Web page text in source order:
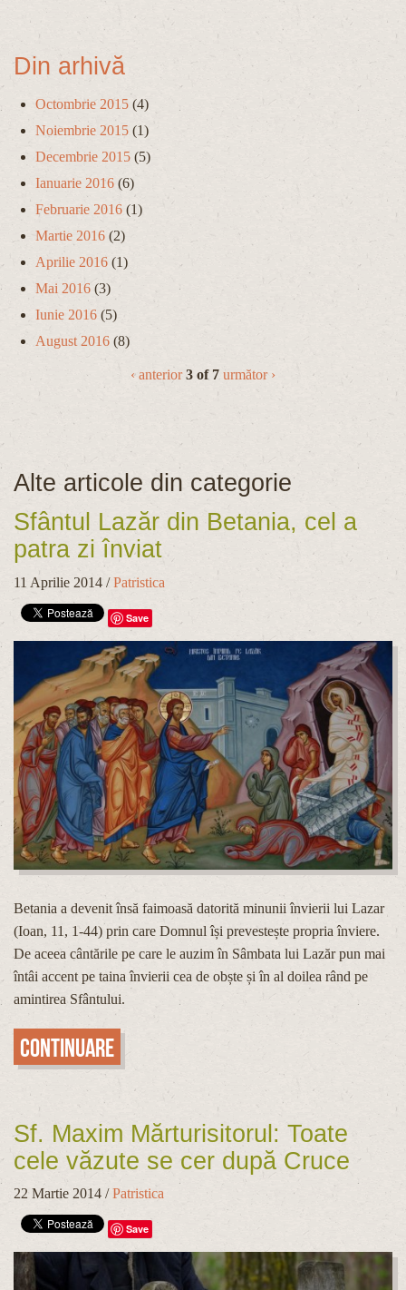
Din arhivă
Octombrie 2015 (4)
Noiembrie 2015 (1)
Decembrie 2015 (5)
Ianuarie 2016 (6)
Februarie 2016 (1)
Martie 2016 (2)
Aprilie 2016 (1)
Mai 2016 (3)
Iunie 2016 (5)
August 2016 (8)
‹ anterior 3 of 7 următor ›
Alte articole din categorie
Sfântul Lazăr din Betania, cel a
patra zi înviat
11 Aprilie 2014 /Patristica
Save
Betania a devenit însă faimoasă datorită minunii învierii lui Lazar
(Ioan, 11, 1-44) prin care Domnul își prevestește propria înviere.
De aceea cântările pe care le auzim în Sâmbata lui Lazăr pun mai
întâi accent pe taina învierii cea de obște și în al doilea rând pe
amintirea Sfântului.
Continuare
Sf. Maxim Mărturisitorul: Toate
cele văzute se cer după Cruce
22 Martie 2014 /Patristica
Save